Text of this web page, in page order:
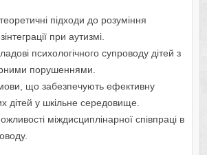
підходи до розуміння
при аутизмі.
психологічного супроводу дітей з
порушеннями.
що забезпечують ефективну
дітей у шкільне середовище.
міждисциплінарної співпраці в